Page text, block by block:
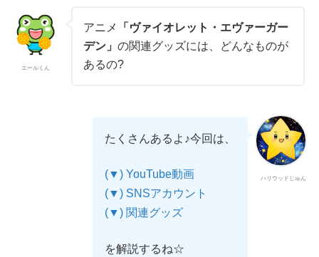
エールくん
アニメ
「ヴァイオレット・エヴァーガー
デン」 の関連グッズには、どんなものが
あるの?
ハリウッドじゅん
たくさんあるよ♪今回は、
(▼) YouTube動画
(▼) SNSアカウント
(▼) 関連グッズ
を解説するね☆